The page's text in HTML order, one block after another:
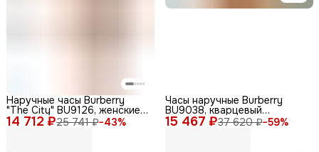
14 712 ₽25 741 ₽−43%
Наручные часы Burberry
"The City" BU9126, женские,
кварцевые,
водонепроницаемые,
15 467 ₽37 620 ₽−59%
Часы наручные Burberry
BU9038, кварцевый
механизм, сапфировое
стекло, WR50, PVD